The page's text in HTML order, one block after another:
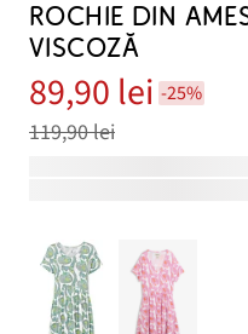
ROCHIE DIN
VISCOZĂ
89,90 lei -25%
119,90 lei